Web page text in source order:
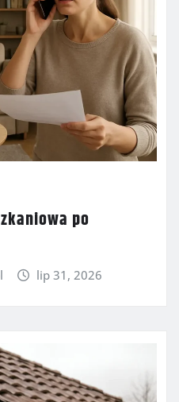
po
lip 31, 2026